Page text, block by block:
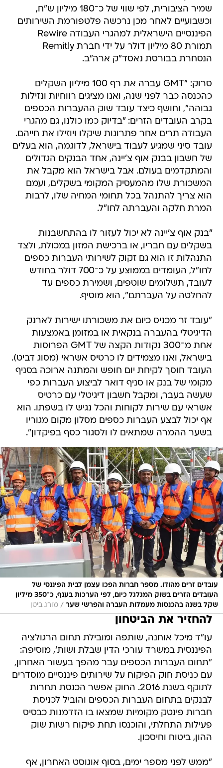
שמיר הציבורית, לפי שווי של כ־180 מיליון ש"ח,
וכשבועיים לאחר מכן נרכשה פלטפורמת השירותים
הפיננסיים הישראלית למהגרי העבודה Rewire
תמורת 80 מיליון דולר על ידי חברת Remitly
הנסחרת בבורסת נאסד"ק ארה"ב.
סרוק: "GMT עברה את רף 100 מיליון השקלים
כהכנסה כבר לפני שנה, ואנו מציגים רווחיות ונזילות
גבוהה", וחושף כיצד עובד שוק ההעברות הכספים
בקרב העובדים הזרים: "בדיוק כמו כולנו, גם מהגרי
העבודה תרים אחר פתרונות שיקלו ויוזילו את חייהם.
עובד סיני שמגיע לעבוד בישראל, לדוגמה, הוא בעלים
של חשבון בבנק אוף צ'יינה, אחד הבנקים הגדולים
והמתקדמים בעולם. אבל בישראל הוא מקבל את
המשכורת שלו מהמעסיק המקומי בשקלים, ועמם
הוא צריך להתנהל בכל תחומי המחיה שלו, לרבות
המרת חלקה והעברתה לחו"ל.
"בנק אוף צ'יינה לא יכול לעזור לו בהתחשבנות
בשקלים עם חבריו, או ברכישת המזון במכולת, ולצד
התנהלות זו הוא גם זקוק לשירותי העברות כספים
לחו"ל, העומדים בממוצע על כ־700 דולר בחודש
לעובד, תשלומים שוטפים, ושמירת כספים עד
להחלטה על העברתם", הוא מוסיף.
"עובד זר מכניס כיום את משכורתו ישירות לארנק
הדיגיטלי בהעברה בנקאית או במזומן באמצעות
אחת מ־300 נקודות הקצה של GMT הפרוסות
בישראל, ואנו מצמידים לו כרטיס אשראי (מסוג דביט).
העובד חוסך לקיחת יום חופש והמתנה ארוכה בסניף
מקומי של בנק או סניף דואר לביצוע העברות כפי
שעשה בעבר, ומקבל חשבון דיגיטלי עם כרטיס
אשראי עם שירות לקוחות והכל נגיש לו בשפתו. הוא
אף יכול לבצע העברות כספים מסלון מקום מגוריו
בשער ההמרה שמתאים לו ולסגור כסף בפיקדון".
עובדים זרים מהודו. מספר חברות הפכו עצמן לבית הפיננסי של
העובדים הזרים בשוק המגלגל כיום, לפי הערכות בענף, כ־350 מיליון
שקל בשנה בהכנסות מעמלות העברה והפרשי שער / מורג ביטן
להחזיר את הביטחון
עו"ד מיכל אוחנה, שותפה ומובילת תחום הרגולציה
הפיננסית במשרד עורכי הדין שבלת ושות', מוסיפה:
"תחום העברות הכספים עבר מהפך בעשור האחרון,
עם כניסת חוק הפיקוח על שירותים פיננסיים מוסדרים
לתוקף בשנת 2016. החוק אפשר הכנסת תחרות
לבנקים בתחום העברות הכספים והוביל לכניסת
חברות פינטק מקומיות שמצאו בו הזדמנות כבסיס
פעילות התחלתי, והוכנסו תחת פיקוח רשות שוק
ההון, ביטוח וחיסכון.
"ממש לפני מספר ימים, בסוף אוגוסט האחרון, אף